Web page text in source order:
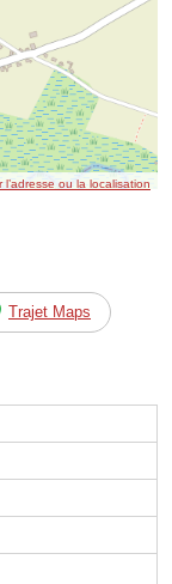
l’adresse ou la localisation
Trajet Maps